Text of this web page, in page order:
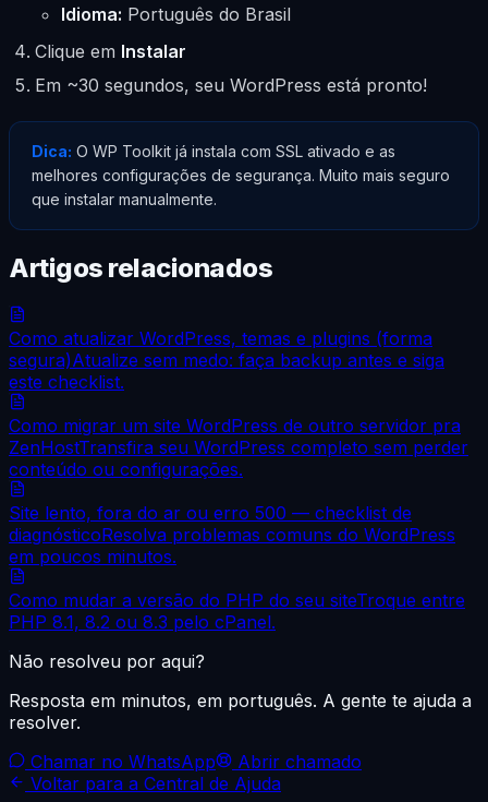
Idioma: Português do Brasil
Clique em Instalar
Em ~30 segundos, seu WordPress está pronto!
Dica: O WP Toolkit já instala com SSL ativado e as
melhores configurações de segurança. Muito mais seguro
que instalar manualmente.
Artigos relacionados
Como atualizar WordPress, temas e plugins (forma
segura)Atualize sem medo: faça backup antes e siga
este checklist.
Como migrar um site WordPress de outro servidor pra
ZenHostTransfira seu WordPress completo sem perder
conteúdo ou configurações.
Site lento, fora do ar ou erro 500 — checklist de
diagnósticoResolva problemas comuns do WordPress
em poucos minutos.
Como mudar a versão do PHP do seu siteTroque entre
PHP 8.1, 8.2 ou 8.3 pelo cPanel.
Não resolveu por aqui?
Resposta em minutos, em português. A gente te ajuda a
resolver.
Chamar no WhatsApp
Abrir chamado
Voltar para a Central de Ajuda